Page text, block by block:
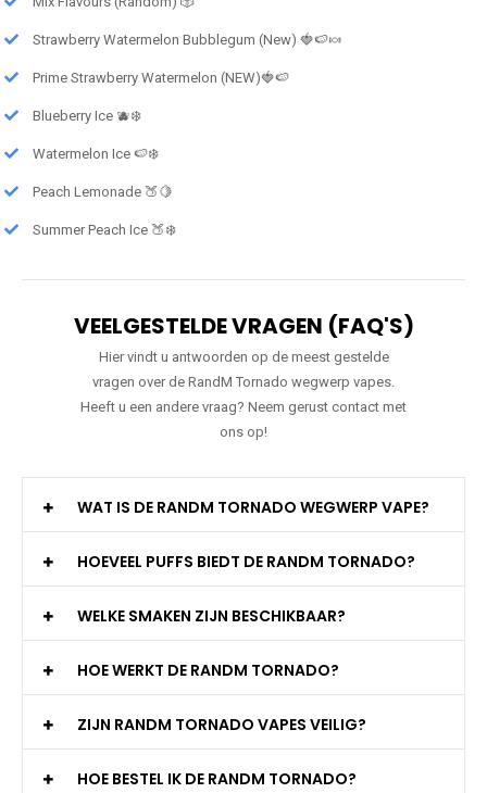
Strawberry Watermelon Bubblegum (New) 🍓🍉🍬
Prime Strawberry Watermelon (NEW)🍓🍉
Blueberry Ice 🫐❄️
Watermelon Ice 🍉❄️
Peach Lemonade 🍑🍋
Summer Peach Ice 🍑❄️
VEELGESTELDE VRAGEN (FAQ'S)
Hier vindt u antwoorden op de meest gestelde
vragen over de RandM Tornado wegwerp vapes.
Heeft u een andere vraag? Neem gerust contact met
ons op!
WAT IS DE RANDM TORNADO WEGWERP VAPE?
HOEVEEL PUFFS BIEDT DE RANDM TORNADO?
WELKE SMAKEN ZIJN BESCHIKBAAR?
HOE WERKT DE RANDM TORNADO?
ZIJN RANDM TORNADO VAPES VEILIG?
HOE BESTEL IK DE RANDM TORNADO?